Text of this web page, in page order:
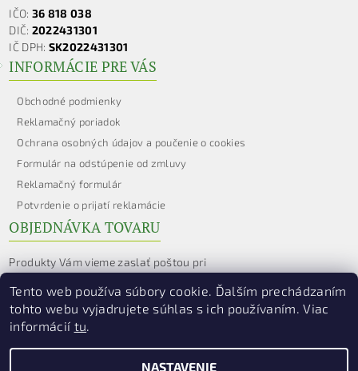
IČO: 36 818 038
DIČ: 2022431301
IČ DPH: SK2022431301
INFORMÁCIE PRE VÁS
Obchodné podmienky
Reklamačný poriadok
Ochrana osobných údajov a poučenie o cookies
Formulár na odstúpenie od zmluvy
Reklamačný formulár
Potvrdenie o prijatí reklamácie
OBJEDNÁVKA TOVARU
Produkty Vám vieme zaslať poštou pri
e-mail:
hildegarda@hildegarda.sk
alebo zavolaním na č. tel.
Tento web používa súbory cookie. Ďalším prechádzaním
tohto webu vyjadrujete súhlas s ich používaním. Viac
informácií tu.
NASTAVENIE